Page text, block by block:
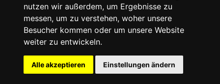
nutzen wir außerdem, um Ergebnisse zu
messen, um zu verstehen, woher unsere
Besucher kommen oder um unsere Website
weiter zu entwickeln.
Alle akzeptieren Einstellungen ändern
© 2024 SNEAKERᴰᴱ, All rights reserved.
Impressum Datenschutz
Cookie-Einstellungen